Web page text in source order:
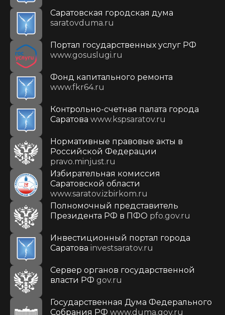
Саратовская городская дума
saratovduma.ru
Портал государственных услуг РФ
www.gosuslugi.ru
Фонд капитального ремонта
www.fkr64.ru
Контрольно-счетная палата города
Саратова www.kspsaratov.ru
Нормативные правовые акты в
Российской Федерации
pravo.minjust.ru
Избирательная комиссия
Саратовской области
www.saratov.izbirkom.ru
Полномочный представитель
Президента РФ в ПФО pfo.gov.ru
Инвестиционный портал города
Саратова investsaratov.ru
Сервер органов государственной
власти РФ gov.ru
Государственная Дума Федерального
Собрания РФ www.duma.gov.ru